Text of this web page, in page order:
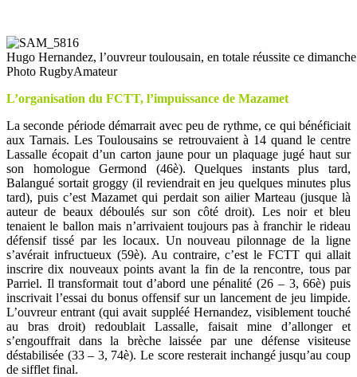
Hugo Hernandez, l’ouvreur toulousain, en totale réussite ce
Photo RugbyAmateur
L’organisation du FCTT, l’impuissance de Mazamet
La seconde période démarrait avec peu de rythme, ce qui bénéficiait
aux Tarnais. Les Toulousains se retrouvaient à 14 quand le centre
Lassalle écopait d’un carton jaune pour un plaquage jugé haut sur
son homologue Germond (46è). Quelques instants plus tard,
Balangué sortait groggy (il reviendrait en jeu quelques minutes plus
tard), puis c’est Mazamet qui perdait son ailier Marteau (jusque là
auteur de beaux déboulés sur son côté droit). Les noir et bleu
tenaient le ballon mais n’arrivaient toujours pas à franchir le rideau
défensif tissé par les locaux. Un nouveau pilonnage de la ligne
s’avérait infructueux (59è). Au contraire, c’est le FCTT qui allait
inscrire dix nouveaux points avant la fin de la rencontre, tous par
Parriel. Il transformait tout d’abord une pénalité (26 – 3, 66è) puis
inscrivait l’essai du bonus offensif sur un lancement de jeu limpide.
L’ouvreur entrant (qui avait suppléé Hernandez, visiblement touché
au bras droit) redoublait Lassalle, faisait mine d’allonger et
s’engouffrait dans la brèche laissée par une défense visiteuse
déstabilisée (33 – 3, 74è). Le score resterait inchangé jusqu’au coup
de sifflet final.